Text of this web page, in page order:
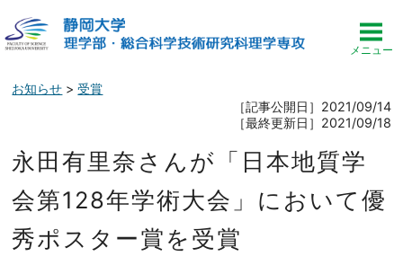
お知らせ >受賞
［記事公開日］2021/09/14
［最終更新日］2021/09/18
永田有里奈さんが「日本地質学
会第128年学術大会」において優
秀ポスター賞を受賞